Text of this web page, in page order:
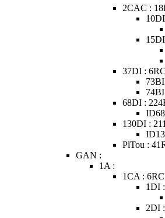
2CAC :
37DI :
68DI :
130DI :
PlTou :
GAN :
1A :
1CA :
1DI
2DI